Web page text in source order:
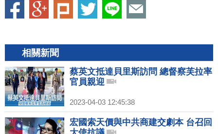
相關新聞
蔡英文抵達貝里斯訪問 總督察芙拉率
官員親迎
2023-04-03 12:45:38
宏國索天價與中共商建交劇本 台召回